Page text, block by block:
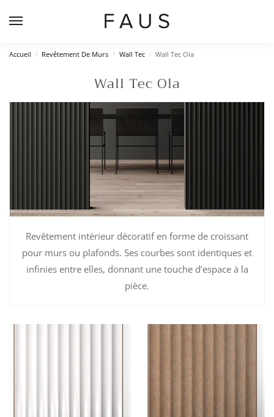
Accueil / Revêtement De Murs / Wall Tec / Wall Tec Ola
Wall Tec Ola
Revêtement intérieur décoratif en forme de croissant
pour murs ou plafonds. Ses courbes sont identiques et
infinies entre elles, donnant une touche d’espace à la
pièce.